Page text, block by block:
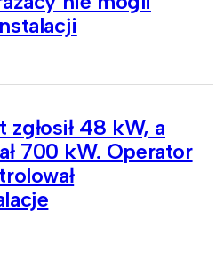
zgłosił 48 kW, a
700 kW. Operator